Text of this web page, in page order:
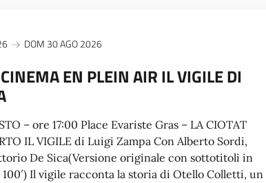
DOM 30 AGO 2026
EN PLEIN AIR IL VIGILE DI
– ore 17:00 Place Evariste Gras – LA CIOTAT
IL VIGILE di Luigi Zampa Con Alberto Sordi,
De Sica(Versione originale con sottotitoli in
100′) Il vigile racconta la storia di Otello Colletti, un